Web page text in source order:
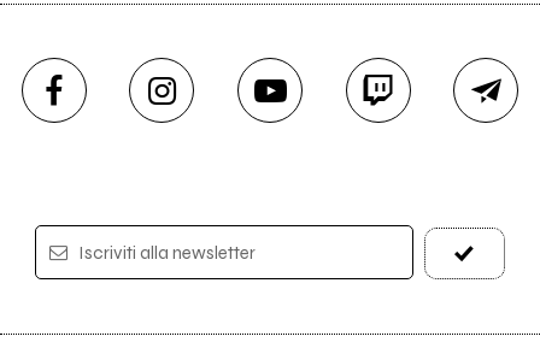
Iscriviti alla newsletter